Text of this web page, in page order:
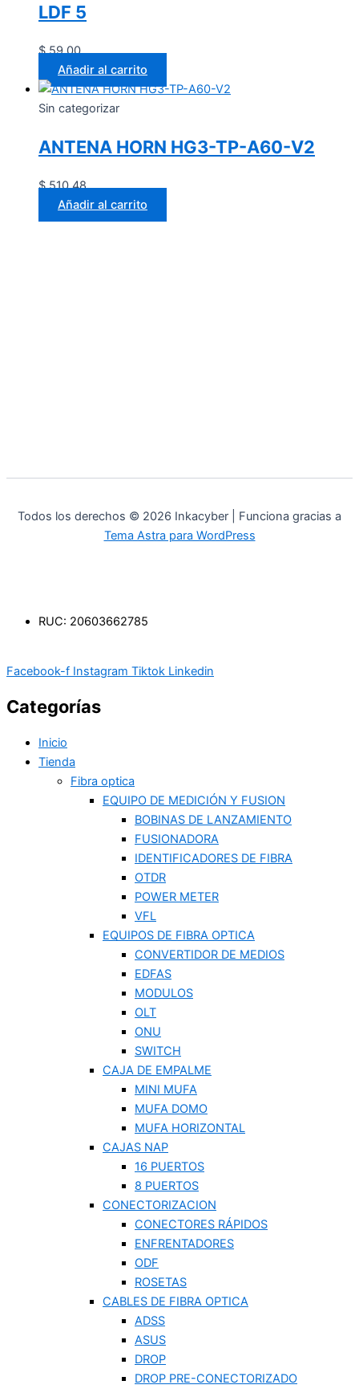
LDF 5
$59.00
Añadir al carrito
Sin categorizar
ANTENA HORN HG3-TP-A60-V2
$510.48
Añadir al carrito
Todos los derechos © 2026 Inkacyber | Funciona gracias a
Tema Astra para WordPress
RUC: 20603662785
Facebook-f Instagram Tiktok Linkedin
Categorías
Inicio
Tienda
Fibra optica
EQUIPO DE MEDICIÓN Y FUSION
BOBINAS DE LANZAMIENTO
FUSIONADORA
IDENTIFICADORES DE FIBRA
OTDR
POWER METER
VFL
EQUIPOS DE FIBRA OPTICA
CONVERTIDOR DE MEDIOS
EDFAS
MODULOS
OLT
ONU
SWITCH
CAJA DE EMPALME
MINI MUFA
MUFA DOMO
MUFA HORIZONTAL
CAJAS NAP
16 PUERTOS
8 PUERTOS
CONECTORIZACION
CONECTORES RÁPIDOS
ENFRENTADORES
ODF
ROSETAS
CABLES DE FIBRA OPTICA
ADSS
ASUS
DROP
DROP PRE-CONECTORIZADO